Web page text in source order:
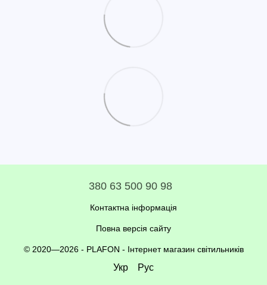
380 63 500 90 98
Контактна інформація
Повна версія сайту
© 2020—2026 - PLAFON - Інтернет магазин світильників
Укр Рус